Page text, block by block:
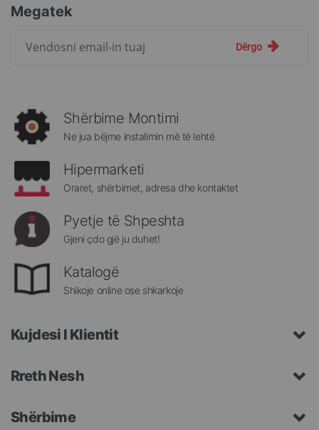
Megatek
rreth
Megatek:
Dërgo
Shërbime Montimi
Ne jua bëjme instalimin më të lehtë
Hipermarketi
Oraret, shërbimet, adresa dhe kontaktet
Pyetje të Shpeshta
Gjeni çdo gjë ju duhet!
Katalogë
Shikoje online ose shkarkoje
Kujdesi I Klientit
Rreth Nesh
Shërbime